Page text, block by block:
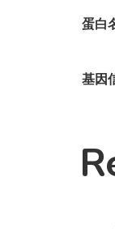
蛋白
基因